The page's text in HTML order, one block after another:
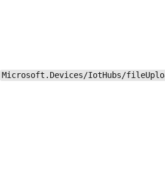
Microsoft.Devices/IotHubs/